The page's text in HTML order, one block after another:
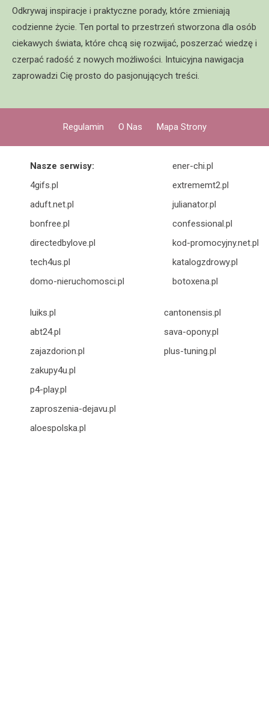
Odkrywaj inspiracje i praktyczne porady, które zmieniają
codzienne życie. Ten portal to przestrzeń stworzona dla osób
ciekawych świata, które chcą się rozwijać, poszerzać wiedzę i
czerpać radość z nowych możliwości. Intuicyjna nawigacja
zaprowadzi Cię prosto do pasjonujących treści.
Regulamin O Nas Mapa Strony
Nasze serwisy:
4gifs.pl
aduft.net.pl
bonfree.pl
directedbylove.pl
tech4us.pl
domo-nieruchomosci.pl
ener-chi.pl
extrememt2.pl
julianator.pl
confessional.pl
kod-promocyjny.net.pl
katalogzdrowy.pl
botoxena.pl
luiks.pl
abt24.pl
zajazdorion.pl
zakupy4u.pl
p4-play.pl
zaproszenia-dejavu.pl
aloespolska.pl
cantonensis.pl
sava-opony.pl
plus-tuning.pl